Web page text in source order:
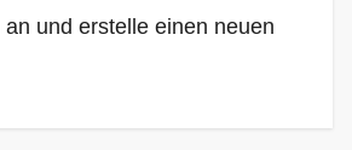
an und erstelle einen neuen